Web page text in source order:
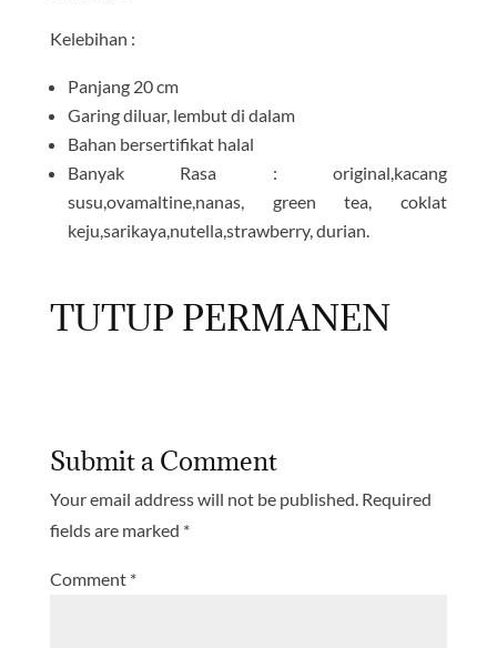
Kelebihan :
Panjang 20 cm
Garing diluar, lembut di dalam
Bahan bersertifikat halal
Banyak Rasa : original,kacang
susu,ovamaltine,nanas, green tea, coklat
keju,sarikaya,nutella,strawberry, durian.
TUTUP PERMANEN
Submit a Comment
Your email address will not be published. Required
fields are marked *
Comment *